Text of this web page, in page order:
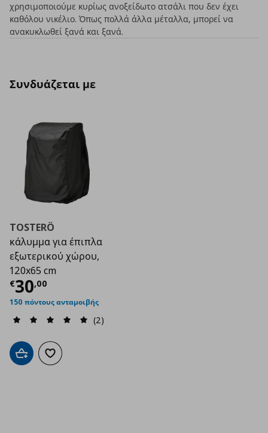
χρησιμοποιούμε κυρίως ανοξείδωτο ατσάλι που δεν έχει
καθόλου νικέλιο. Όπως πολλά άλλα μέταλλα, μπορεί να
ανακυκλωθεί ξανά και ξανά.
Συνδυάζεται με
TOSTERÖ
κάλυμμα για έπιπλα
εξωτερικού χώρου,
120x65 cm
€30,00
Τρέχουσα τιμή
150 πόντους ανταμοιβής
(2)
Προσθήκη στο καλάθι
Προσθήκη στα αγαπημένα